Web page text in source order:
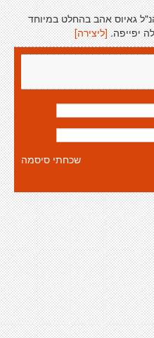
גאיוס אהב בהחלט במיוחד
יפייפה. [ליצירה]
שכחתי סיסמה